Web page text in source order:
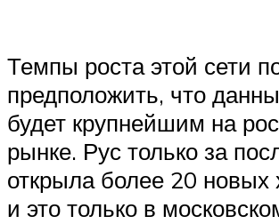
Темпы роста этой сети
предположить, что
будет крупнейшим на
рынке. Рус только за
открыла более 20 новых
и это только в